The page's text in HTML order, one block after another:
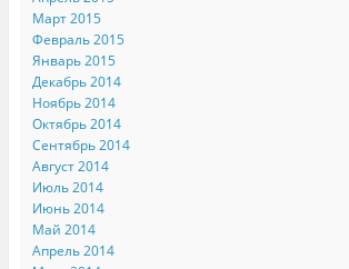
Март 2015
Февраль 2015
Январь 2015
Декабрь 2014
Ноябрь 2014
Октябрь 2014
Сентябрь 2014
Август 2014
Июль 2014
Июнь 2014
Май 2014
Апрель 2014